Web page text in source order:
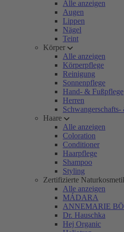
Alle anzeigen
Augen
Lippen
Nägel
Teint
Körper
Alle anzeigen
Körperpflege
Reinigung
Sonnenpflege
Hand- & Fußpflege
Herren
Haare
Alle anzeigen
Coloration
Conditioner
Haarpflege
Shampoo
Styling
Zertifizierte
Alle anzeigen
MÁDARA
ANNEMARIE
Dr. Hauschka
Hej Organic